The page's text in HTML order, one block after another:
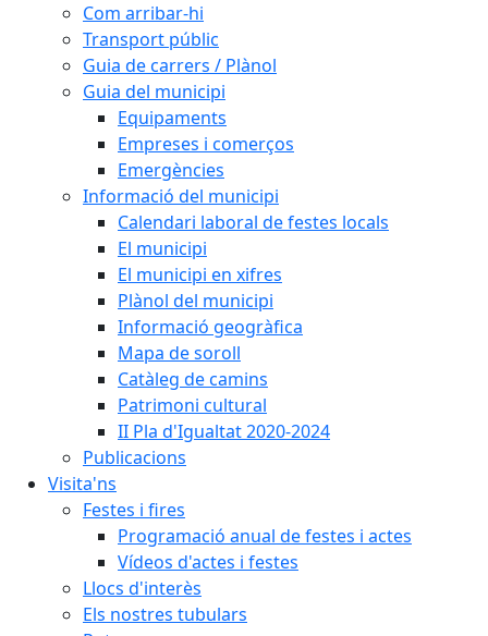
Com arribar-hi
Transport públic
Guia de carrers / Plànol
Guia del municipi
Equipaments
Empreses i comerços
Emergències
Informació del municipi
Calendari laboral de festes locals
El municipi
El municipi en xifres
Plànol del municipi
Informació geogràfica
Mapa de soroll
Catàleg de camins
Patrimoni cultural
II Pla d'Igualtat 2020-2024
Publicacions
Visita'ns
Festes i fires
Programació anual de festes i actes
Vídeos d'actes i festes
Llocs d'interès
Els nostres tubulars